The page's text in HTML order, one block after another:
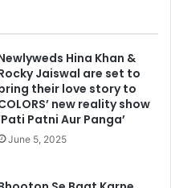
और 2008 में उनकी गाड़ी पर भी
इसके बाद से ही तनुश्री को राज
मिल रही है. इसी को देखते हुए मुंबई
है.
Hina Khan &
Jaiswal are set to
their love story to
new reality show
Patni Aur Panga’
June 5, 2025